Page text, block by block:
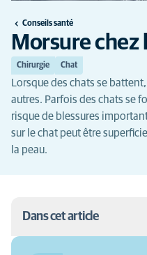
Conseils santé
Morsure chez
Chirurgie Chat
Lorsque des chats se
autres. Parfois des chats se
risque de blessures
sur le chat peut être
la peau.
Dans cet article